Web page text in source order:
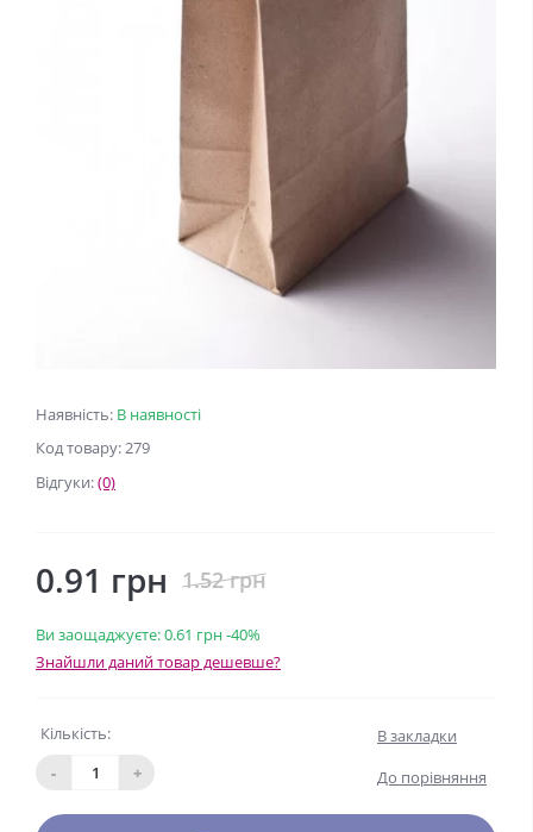
Наявність: В наявності
Код товару: 279
Відгуки:(0)
0.91 грн 1.52 грн
Ви заощаджуєте:0.61 грн-40%
Знайшли даний товар дешевше?
Кількість:
-
+
В закладки
До порівняння